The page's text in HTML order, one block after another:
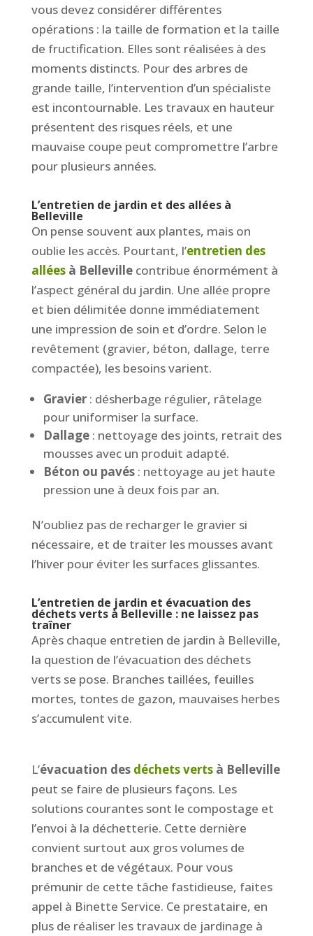
vous devez considérer différentes
opérations : la taille de formation et la taille
de fructification. Elles sont réalisées à des
moments distincts. Pour des arbres de
grande taille, l’intervention d’un spécialiste
est incontournable. Les travaux en hauteur
présentent des risques réels, et une
mauvaise coupe peut compromettre l’arbre
pour plusieurs années.
L’entretien de jardin et des allées à
Belleville
On pense souvent aux plantes, mais on
oublie les accès. Pourtant, l’entretien des
alléesà Bellevillecontribue énormément à
l’aspect général du jardin. Une allée propre
et bien délimitée donne immédiatement
une impression de soin et d’ordre. Selon le
revêtement (gravier, béton, dallage, terre
compactée), les besoins varient.
Gravier: désherbage régulier, râtelage
pour uniformiser la surface.
Dallage: nettoyage des joints, retrait des
mousses avec un produit adapté.
Béton ou pavés: nettoyage au jet haute
pression une à deux fois par an.
N’oubliez pas de recharger le gravier si
nécessaire, et de traiter les mousses avant
l’hiver pour éviter les surfaces glissantes.
L’entretien de jardin et évacuation des
déchets verts à Belleville : ne laissez pas
traîner
Après chaque entretien de jardin à Belleville,
la question de l’évacuation des déchets
verts se pose. Branches taillées, feuilles
mortes, tontes de gazon, mauvaises herbes
s’accumulent vite.
L’évacuation des déchets verts à Belleville
peut se faire de plusieurs façons. Les
solutions courantes sont le compostage et
l’envoi à la déchetterie. Cette dernière
convient surtout aux gros volumes de
branches et de végétaux. Pour vous
prémunir de cette tâche fastidieuse, faites
appel à Binette Service. Ce prestataire, en
plus de réaliser les travaux de jardinage à